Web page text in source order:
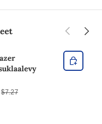
Edellinen
$7.27